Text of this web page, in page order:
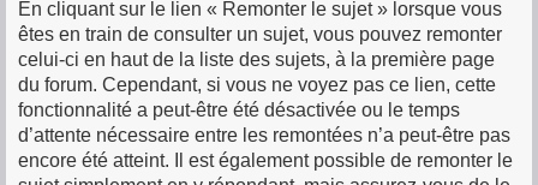
En cliquant sur le lien « Remonter le sujet » lorsque vous
êtes en train de consulter un sujet, vous pouvez remonter
celui-ci en haut de la liste des sujets, à la première page
du forum. Cependant, si vous ne voyez pas ce lien, cette
fonctionnalité a peut-être été désactivée ou le temps
d’attente nécessaire entre les remontées n’a peut-être pas
encore été atteint. Il est également possible de remonter le